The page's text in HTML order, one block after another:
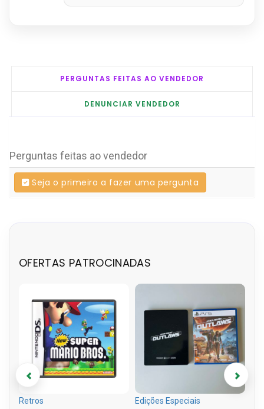
PERGUNTAS FEITAS AO VENDEDOR
DENUNCIAR VENDEDOR
Perguntas feitas ao vendedor
Seja o primeiro a fazer uma pergunta
OFERTAS PATROCINADAS
Retros Edições Especiais